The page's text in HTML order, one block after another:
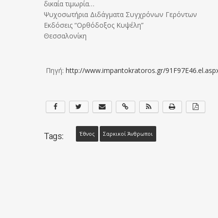
δικαία τιμωρία…
Ψυχοσωτήρια Διδάγματα Συγχρόνων Γερόντων
Εκδόσεις “Ορθόδοξος Κυψέλη”
Θεσσαλονίκη
Πηγή: http://www.impantokratoros.gr/
Tags: Έθνος Σαρκικοί Άνθρωποι